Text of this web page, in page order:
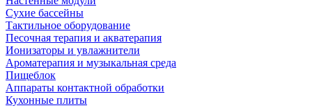
Сухие бассейны
Тактильное оборудование
Песочная терапия и акватерапия
Ионизаторы и увлажнители
Ароматерапия и музыкальная среда
Пищеблок
Аппараты контактной обработки
Кухонные плиты